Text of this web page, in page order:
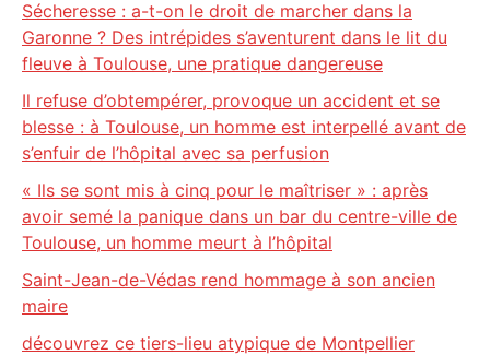
Sécheresse : a-t-on le droit de marcher dans la
Garonne ? Des intrépides s’aventurent dans le lit du
fleuve à Toulouse, une pratique dangereuse
Il refuse d’obtempérer, provoque un accident et se
blesse : à Toulouse, un homme est interpellé avant de
s’enfuir de l’hôpital avec sa perfusion
« Ils se sont mis à cinq pour le maîtriser » : après
avoir semé la panique dans un bar du centre-ville de
Toulouse, un homme meurt à l’hôpital
Saint-Jean-de-Védas rend hommage à son ancien
maire
découvrez ce tiers-lieu atypique de Montpellier